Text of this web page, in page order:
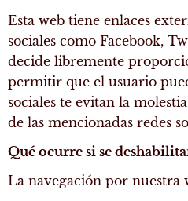
Esta web tiene enlaces
sociales como Facebook,
decide libremente
permitir que el usuario
sociales te evitan la
de las mencionadas redes
Qué ocurre si se
La navegación por nuestra